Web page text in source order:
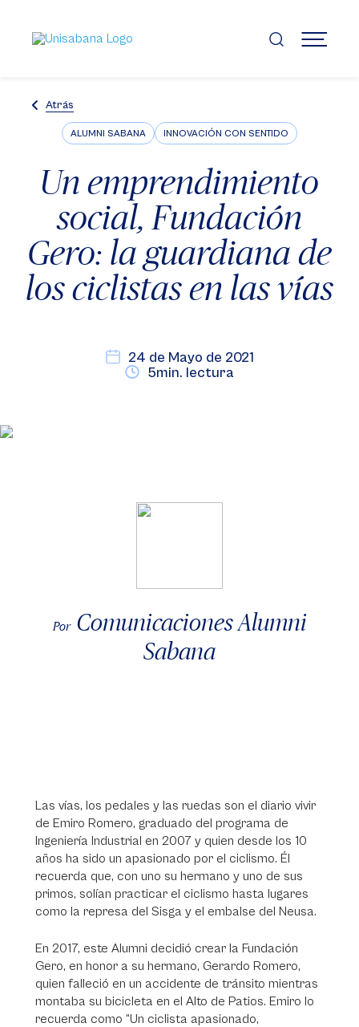
contenido
principal
MENÚ
Atrás
ALUMNI SABANA INNOVACIÓN CON SENTIDO
Un emprendimiento
social, Fundación
Gero: la guardiana de
los ciclistas en las vías
24 de Mayo de 2021
5min. lectura
Por Comunicaciones Alumni
Sabana
Las vías, los pedales y las ruedas son el diario vivir
de Emiro Romero, graduado del programa de
Ingeniería Industrial en 2007 y quien desde los 10
años ha sido un apasionado por el ciclismo. Él
recuerda que, con uno su hermano y uno de sus
primos, solían practicar el ciclismo hasta lugares
como la represa del Sisga y el embalse del Neusa.
En 2017, este Alumni decidió crear la Fundación
Gero, en honor a su hermano, Gerardo Romero,
quien falleció en un accidente de tránsito mientras
montaba su bicicleta en el Alto de Patios. Emiro lo
recuerda como “Un ciclista apasionado,